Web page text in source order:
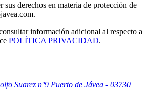
sus derechos en materia de protección de
información adicional al respecto a
POLÍTICA PRIVACIDAD.
Suarez nº9 Puerto de Jávea - 03730